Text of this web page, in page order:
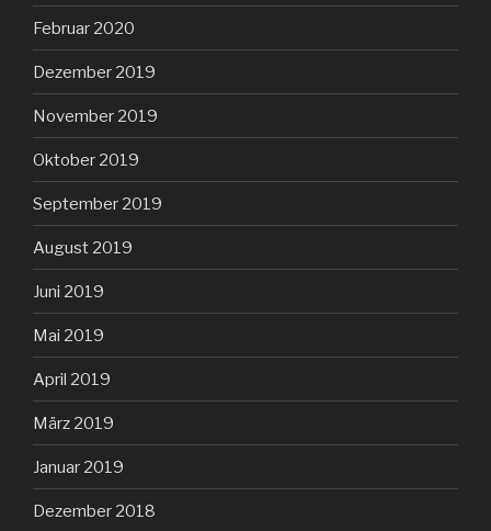
Februar 2020
Dezember 2019
November 2019
Oktober 2019
September 2019
August 2019
Juni 2019
Mai 2019
April 2019
März 2019
Januar 2019
Dezember 2018